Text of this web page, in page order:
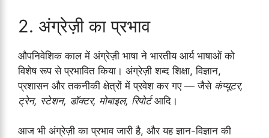
2. अंग्रेज़ी का प्रभाव
औपनिवेशिक काल में अंग्रेज़ी भाषा ने भारतीय आर्य भाषाओं को
विशेष रूप से प्रभावित किया। अंग्रेज़ी शब्द शिक्षा, विज्ञान,
प्रशासन और तकनीकी क्षेत्रों में प्रवेश कर गए — जैसे कंप्यूटर,
ट्रेन, स्टेशन, डॉक्टर, मोबाइल, रिपोर्टआदि।
आज भी अंग्रेज़ी का प्रभाव जारी है, और यह ज्ञान-विज्ञान की